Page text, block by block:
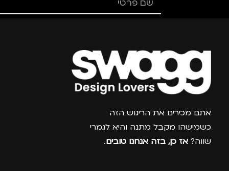
צרפו אותי למועדון
אתם מכירים את הריגוש הזה
כשמישהו מקבל מתנה והיא לגמרי
שווה? אז כן, בזה אנחנו טובים.